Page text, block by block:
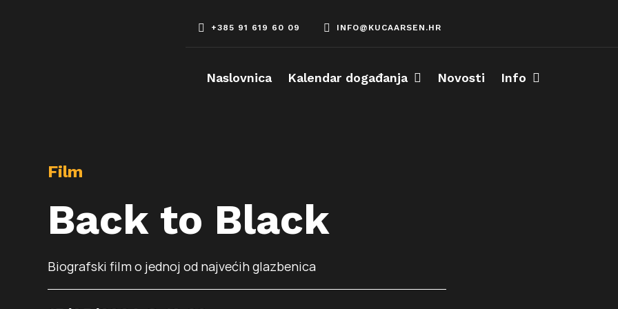
+385 91 619 60 09 INFO@KUCAARSEN.HR
Naslovnica Kalendar događanja Novosti Info
Film
Back to Black
Biografski film o jednoj od najvećih glazbenica